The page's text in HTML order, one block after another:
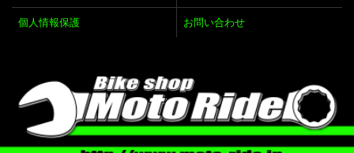
個人情報保護 お問い合わせ